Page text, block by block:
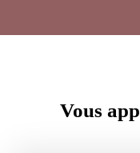
Vous